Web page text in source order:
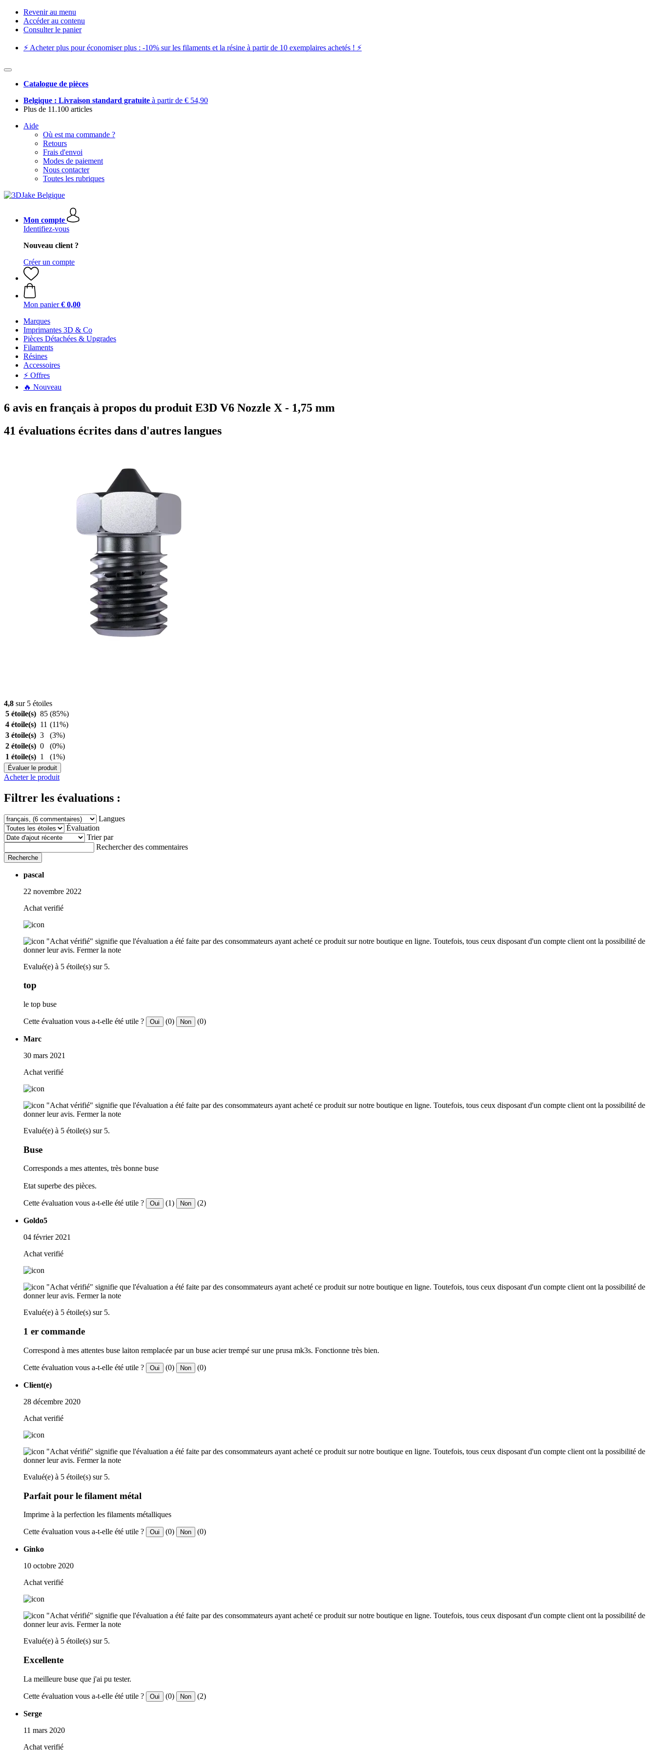
Revenir au menu
Accéder au contenu
Consulter le panier
⚡️ Acheter plus pour économiser plus : -10% sur les filaments et la résine à partir de 10 exemplaires achetés ! ⚡️
Catalogue de pièces
Belgique : Livraison standard gratuite à partir de € 54,90
Plus de 11.100 articles
Aide
Où est ma commande ?
Retours
Frais d'envoi
Modes de paiement
Nous contacter
Toutes les rubriques
Mon compte
Identifiez-vous
Nouveau client ?
Créer un compte
Mon panier € 0,00
Marques
Imprimantes 3D & Co
Pièces Détachées & Upgrades
Filaments
Résines
Accessoires
⚡ Offres
🔥 Nouveau
6 avis en français à propos du produit E3D V6 Nozzle X - 1,75 mm
41 évaluations écrites dans d'autres langues
4,8 sur 5 étoiles
5 étoile(s) 85 (85%)
4 étoile(s) 11 (11%)
3 étoile(s) 3
(3%)
2 étoile(s) 0
(0%)
1 étoile(s) 1 (1%)
Évaluer le produit
Acheter le produit
Filtrer les évaluations :
Langues
Évaluation
Trier par
Rechercher des commentaires
Recherche
pascal
22 novembre 2022
Achat verifié
"Achat vérifié" signifie que l'évaluation a été faite par des consommateurs ayant acheté ce produit sur notre boutique en ligne. Toutefois, tous ceux disposant d'un compte client ont la possibilité de
donner leur avis. Fermer la note
Evalué(e) à 5 étoile(s) sur 5.
top
le top buse
Cette évaluation vous a-t-elle été utile ? Oui (0) Non (0)
Marc
30 mars 2021
Achat verifié
"Achat vérifié" signifie que l'évaluation a été faite par des consommateurs ayant acheté ce produit sur notre boutique en ligne. Toutefois, tous ceux disposant d'un compte client ont la possibilité de
donner leur avis. Fermer la note
Evalué(e) à 5 étoile(s) sur 5.
Buse
Corresponds a mes attentes, très bonne buse
Etat superbe des pièces.
Cette évaluation vous a-t-elle été utile ? Oui (1) Non (2)
Goldo5
04 février 2021
Achat verifié
"Achat vérifié" signifie que l'évaluation a été faite par des consommateurs ayant acheté ce produit sur notre boutique en ligne. Toutefois, tous ceux disposant d'un compte client ont la possibilité de
donner leur avis. Fermer la note
Evalué(e) à 5 étoile(s) sur 5.
1 er commande
Correspond à mes attentes buse laiton remplacée par un buse acier trempé sur une prusa mk3s. Fonctionne très bien.
Cette évaluation vous a-t-elle été utile ? Oui (0) Non (0)
Client(e)
28 décembre 2020
Achat verifié
"Achat vérifié" signifie que l'évaluation a été faite par des consommateurs ayant acheté ce produit sur notre boutique en ligne. Toutefois, tous ceux disposant d'un compte client ont la possibilité de
donner leur avis. Fermer la note
Evalué(e) à 5 étoile(s) sur 5.
Parfait pour le filament métal
Imprime à la perfection les filaments métalliques
Cette évaluation vous a-t-elle été utile ? Oui (0) Non (0)
Ginko
10 octobre 2020
Achat verifié
"Achat vérifié" signifie que l'évaluation a été faite par des consommateurs ayant acheté ce produit sur notre boutique en ligne. Toutefois, tous ceux disposant d'un compte client ont la possibilité de
donner leur avis. Fermer la note
Evalué(e) à 5 étoile(s) sur 5.
Excellente
La meilleure buse que j'ai pu tester.
Cette évaluation vous a-t-elle été utile ? Oui (0) Non (2)
Serge
11 mars 2020
Achat verifié